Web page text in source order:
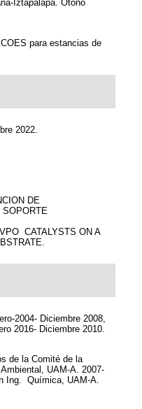
Iztapalapa. Otoño
para estancias de
2022.
DE
CATALYSTS ON A
2004- Diciembre 2008,
2016- Diciembre 2010.
de la Comité de la
UAM-A. 2007-
Ing. Química, UAM-A.